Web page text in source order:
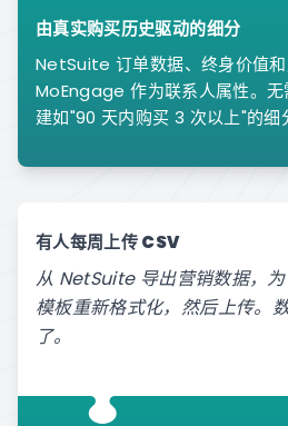
由真实购买历史驱动的细分
NetSuite 订单数据、终身价值
MoEngage 作为联系人属性。无
建如"90 天内购买 3 次以上"的细
有人每周上传 CSV
从 NetSuite 导出营销数据，
模板重新格式化，然后上传。
了。